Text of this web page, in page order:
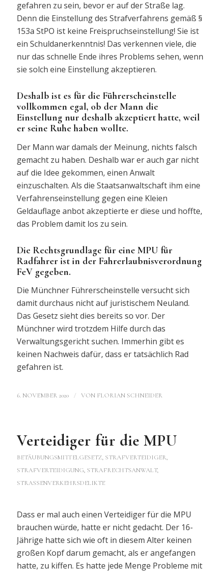
gefahren zu sein, bevor er auf der Straße lag.
Denn die Einstellung des Strafverfahrens gemäß §
153a StPO ist keine Freispruchseinstellung! Sie ist
ein Schuldanerkenntnis! Das verkennen viele, die
nur das schnelle Ende ihres Problems sehen, wenn
sie solch eine Einstellung akzeptieren.
Deshalb ist es für die Führerscheinstelle
vollkommen egal, ob der Mann die
Einstellung nur deshalb akzeptiert hatte, weil
er seine Ruhe haben wollte.
Der Mann war damals der Meinung, nichts falsch
gemacht zu haben. Deshalb war er auch gar nicht
auf die Idee gekommen, einen Anwalt
einzuschalten. Als die Staatsanwaltschaft ihm eine
Verfahrenseinstellung gegen eine Kleien
Geldauflage anbot akzeptierte er diese und hoffte,
das Problem damit los zu sein.
Die Rechtsgrundlage für eine MPU für
Radfahrer ist in der Fahrerlaubnisverordnung
FeV gegeben.
Die Münchner Führerscheinstelle versucht sich
damit durchaus nicht auf juristischem Neuland.
Das Gesetz sieht dies bereits so vor. Der
Münchner wird trotzdem Hilfe durch das
Verwaltungsgericht suchen. Immerhin gibt es
keinen Nachweis dafür, dass er tatsächlich Rad
gefahren ist.
6. NOVEMBER 2020 / VON FLORIAN SCHNEIDER
Verteidiger für die MPU
BETÄUBUNGSMITTELGESETZ, STRAFVERTEIDIGER,
STRAFVERTEIDIGUNG, STRAFRECHTSANWALT,
STRASSENVERKEHRSDELIKTE
Dass er mal auch einen Verteidiger für die MPU
brauchen würde, hatte er nicht gedacht. Der 16-
Jährige hatte sich wie oft in diesem Alter keinen
großen Kopf darum gemacht, als er angefangen
hatte, zu kiffen. Es hatte jede Menge Probleme mit